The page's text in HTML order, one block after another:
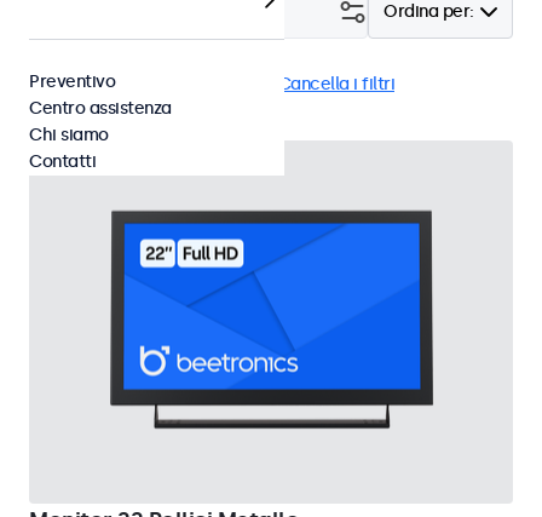
Ordina per:
Incasso Monitor 22 pollici Cancella i filtri
Preventivo
Centro assistenza
Chi siamo
Contatti